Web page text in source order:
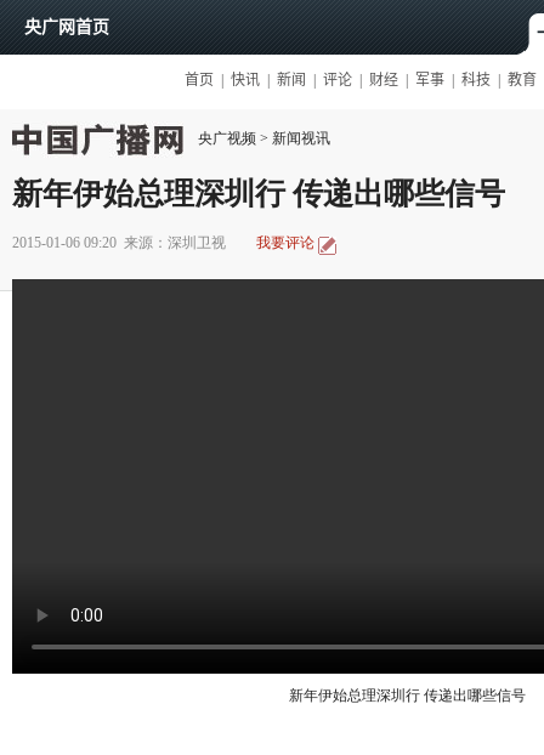
央广视频 > 新闻视讯
新年伊始总理深圳行 传递出哪些信号
2015-01-06 09:20 来源：深圳卫视 我要评论
新年伊始总理深圳行 传递出哪些信号